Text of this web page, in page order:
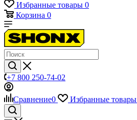
Избранные товары 0
Корзина 0
+7 800 250-74-02
Сравнение0 Избранные товары